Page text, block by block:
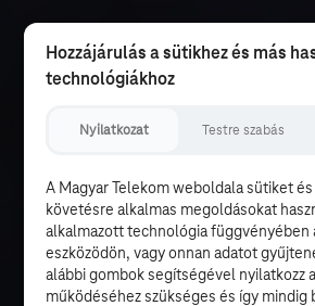
Hozzájárulás a sütikhez és más
technológiákhoz
Nyilatkozat Testre szabás
A Magyar Telekom weboldala sütiket
követésre alkalmas megoldásokat
alkalmazott technológia függvényében
eszközödön, vagy onnan adatot
alábbi gombok segítségével nyilatkozz
működéséhez szükséges és így